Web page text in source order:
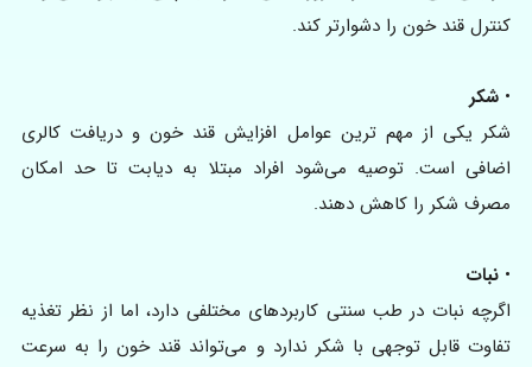
کنترل قند خون را دشوارتر کند.
• شکر
شکر یکی از مهم‌ ترین عوامل افزایش قند خون و دریافت کالری
اضافی است. توصیه می‌شود افراد مبتلا به دیابت تا حد امکان
مصرف شکر را کاهش دهند.
• نبات
اگرچه نبات در طب سنتی کاربردهای مختلفی دارد، اما از نظر تغذیه
تفاوت قابل‌ توجهی با شکر ندارد و می‌تواند قند خون را به سرعت